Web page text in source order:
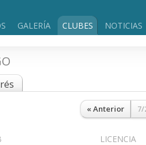
GALERÍA CLUBES NOTICIAS
« Anterior 7/
LICENCIA